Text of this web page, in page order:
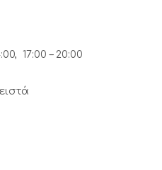
17:00 – 20:00